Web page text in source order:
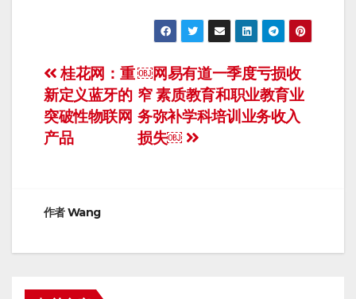
文
章
导
￼网易有道一季度亏损收
窄 素质教育和职业教育业
务弥补学科培训业务收入
损失￼
桂花网：重
新定义蓝牙的
突破性物联网
产品
作者Wang